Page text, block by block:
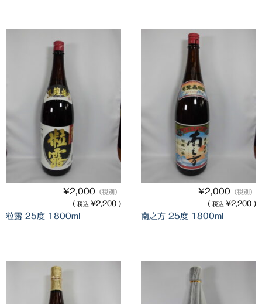
田崎酒造
三和酒類
京屋酒造
雲海酒造
配送について
特定商取引法の表記
お問合わせ
¥2,000 （税別）
( 税込 ¥2,200 )
粒露 25度 1800ml
¥2,000 （税別）
( 税込 ¥2,200 )
南之方 25度 1800ml